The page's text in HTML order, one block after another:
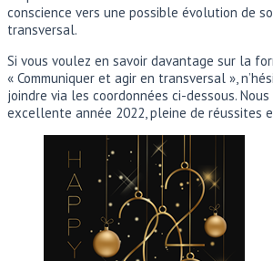
conscience vers une possible évolution de
transversal.
Si vous voulez en savoir davantage sur la
« Communiquer et agir en transversal »,
joindre via les coordonnées ci-dessous.
excellente année 2022, pleine de réussites